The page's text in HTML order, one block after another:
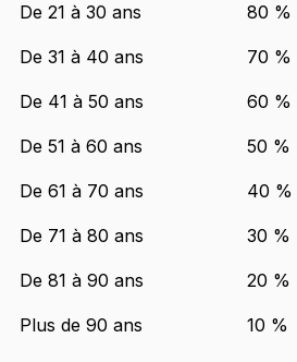
De 21 à 30 ans 80 %
De 31 à 40 ans 70 %
De 41 à 50 ans 60 %
De 51 à 60 ans 50 %
De 61 à 70 ans 40 %
De 71 à 80 ans 30 %
De 81 à 90 ans 20 %
Plus de 90 ans 10 %